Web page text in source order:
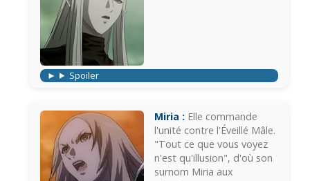
Spoiler
Miria : Elle commande
l'unité contre l'Éveillé Mâle.
"Tout ce que vous voyez
n'est qu'illusion", d'où son
surnom Miria aux